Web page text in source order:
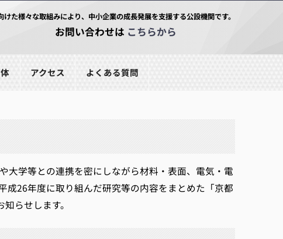
た様々な取組みにより、中小企業の成長発展を支援する公設機関です。
お問い合わせは こちらから
アクセス よくある質問
大学等との連携を密にしながら材料・表面、電気・電
成26年度に取り組んだ研究等の内容をまとめた「京都
らせします。